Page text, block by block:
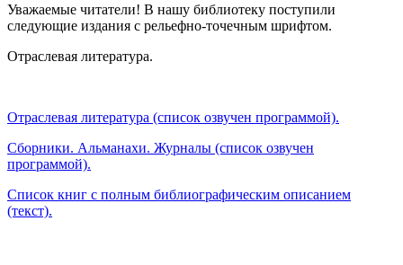
Уважаемые читатели! В нашу библиотеку поступили
следующие издания с рельефно-точечным шрифтом.
Отраслевая литература.
Отраслевая литература (список озвучен программой).
Сборники. Альманахи. Журналы (список озвучен
программой).
Список книг с полным библиографическим описанием
(текст).